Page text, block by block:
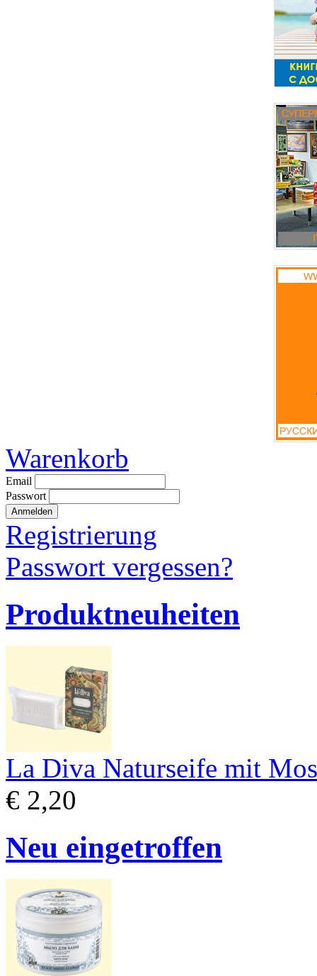
Warenkorb
Email
Passwort
Registrierung
Passwort vergessen?
Produktneuheiten
La Diva Naturseife mit
€ 2,20
Neu eingetroffen